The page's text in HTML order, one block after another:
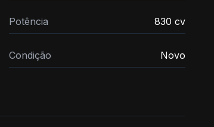
Potência 830 cv
Condição Novo